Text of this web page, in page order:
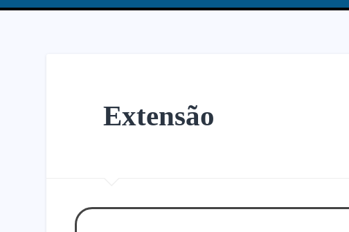
Extensão